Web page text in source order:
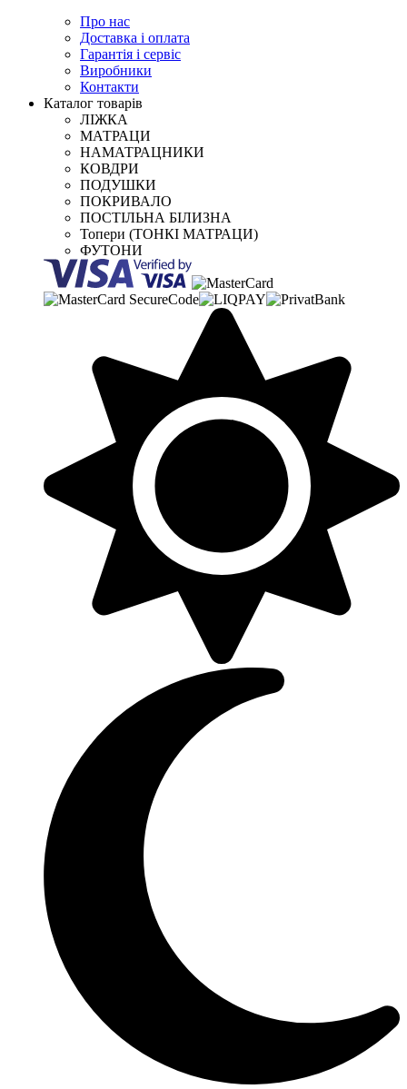
Про нас
Доставка і оплата
Гарантія і сервіс
Виробники
Контакти
Каталог товарів
ЛІЖКА
МАТРАЦИ
НАМАТРАЦНИКИ
КОВДРИ
ПОДУШКИ
ПОКРИВАЛО
ПОСТІЛЬНА БІЛИЗНА
Топери (ТОНКІ МАТРАЦИ)
ФУТОНИ